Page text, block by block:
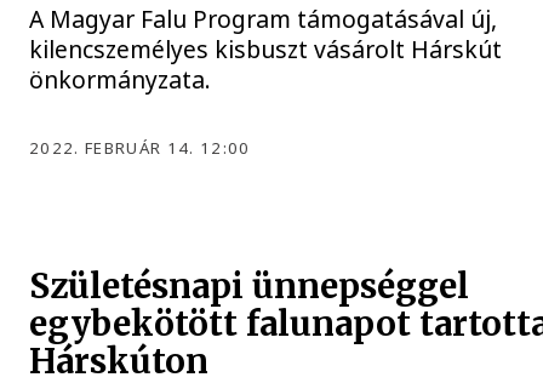
A Magyar Falu Program támogatásával új,
kilencszemélyes kisbuszt vásárolt Hárskút
önkormányzata.
2022. FEBRUÁR 14. 12:00
Születésnapi ünnepséggel
egybekötött falunapot
Hárskúton